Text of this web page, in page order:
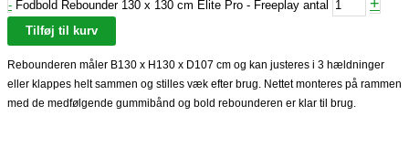
- Fodbold Rebounder 130 x 130 cm Elite Pro - Freeplay antal
Tilføj til kurv
Rebounderen måler B130 x H130 x D107 cm og kan justeres i 3 hældninger
eller klappes helt sammen og stilles væk efter brug. Nettet monteres på rammen
med de medfølgende gummibånd og bold rebounderen er klar til brug.